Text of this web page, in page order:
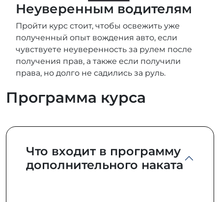
Неуверенным водителям
Пройти курс стоит, чтобы освежить уже
полученный опыт вождения авто, если
чувствуете неуверенность за рулем после
получения прав, а также если получили
права, но долго не садились за руль.
Программа курса
Что входит в программу
дополнительного наката